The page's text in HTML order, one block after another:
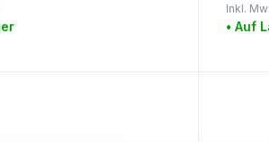
Inkl.
• Auf